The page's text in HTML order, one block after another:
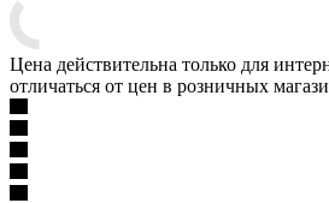
Цена действительна только для
отличаться от цен в розничных